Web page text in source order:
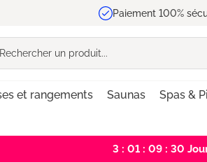
principale Paiement 100%
et rangements Saunas Spas &
3 : 01 : 09 : 30